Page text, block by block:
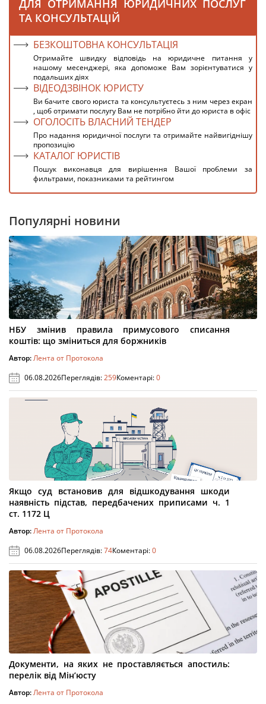
ДЛЯ ОТРИМАННЯ ЮРИДИЧНИХ ПОСЛУГ
ТА КОНСУЛЬТАЦІЙ
БЕЗКОШТОВНА КОНСУЛЬТАЦІЯ
Отримайте швидку відповідь на юридичне питання у
нашому месенджері, яка допоможе Вам зорієнтуватися у
подальших діях
ВІДЕОДЗВІНОК ЮРИСТУ
Ви бачите свого юриста та консультуєтесь з ним через екран
, щоб отримати послугу Вам не потрібно йти до юриста в офіс
ОГОЛОСІТЬ ВЛАСНИЙ ТЕНДЕР
Про надання юридичної послуги та отримайте найвигіднішу
пропозицію
КАТАЛОГ ЮРИСТІВ
Пошук виконавця для вирішення Вашої проблеми за
фильтрами, показниками та рейтингом
Популярні новини
НБУ змінив правила примусового списання
коштів: що зміниться для боржників
Автор:Лента от Протокола
06.08.2026Переглядів:259Коментарі:0
Якщо суд встановив для відшкодування шкоди
наявність підстав, передбачених приписами ч. 1
ст. 1172 Ц
Автор:Лента от Протокола
06.08.2026Переглядів:74Коментарі:0
Документи, на яких не проставляється апостиль:
перелік від Мін’юсту
Автор:Лента от Протокола